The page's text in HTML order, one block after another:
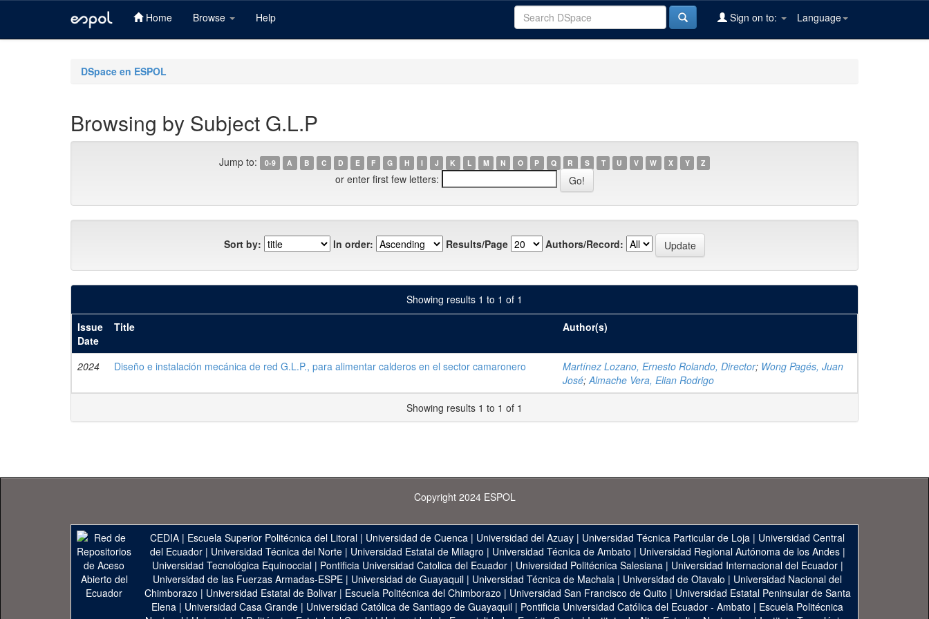
Home Browse Help Language
Sign on to:
DSpace en ESPOL
Browsing by Subject G.L.P
Jump to: 0-9 A B C D E F G H I J K L M N O P Q R S T U V W X Y Z
or enter first few letters:
Sort by: In order: Results/Page Authors/Record:
Showing results 1 to 1 of 1
Issue
Date
Title Author(s)
2024 Diseño e instalación mecánica de red G.L.P., para alimentar calderos en el sector camaronero Martínez Lozano, Ernesto Rolando, Director; Wong Pagés, Juan
José;Almache Vera, Elian Rodrigo
Showing results 1 to 1 of 1
Copyright 2024 ESPOL
CEDIA | Escuela Superior Politécnica del Litoral | Universidad de Cuenca | Universidad del Azuay | Universidad Técnica Particular de Loja | Universidad Central
del Ecuador| Universidad Técnica del Norte| Universidad Estatal de Milagro | Universidad Técnica de Ambato | Universidad Regional Autónoma de los Andes|
Universidad Tecnológica Equinoccial| Pontificia Universidad Catolica del Ecuador| Universidad Politécnica Salesiana| Universidad Internacional del Ecuador|
Universidad de las Fuerzas Armadas-ESPE | Universidad de Guayaquil | Universidad Técnica de Machala | Universidad de Otavalo | Universidad Nacional del
Chimborazo | Universidad Estatal de Bolivar| Escuela Politécnica del Chimborazo | Universidad San Francisco de Quito | Universidad Estatal Peninsular de Santa
Elena | Universidad Casa Grande | Universidad Católica de Santiago de Guayaquil | Pontificia Universidad Católica del Ecuador - Ambato | Escuela Politécnica